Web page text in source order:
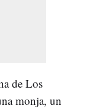
de Los
monja, un